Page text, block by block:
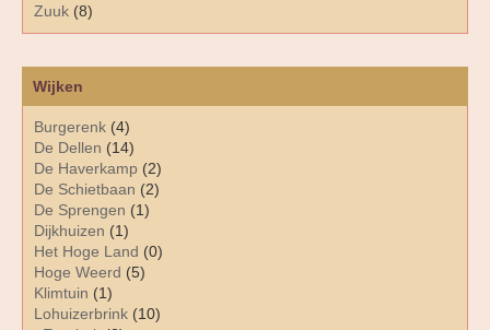
Zuuk (8)
Wijken
Burgerenk (4)
De Dellen (14)
De Haverkamp (2)
De Schietbaan (2)
De Sprengen (1)
Dijkhuizen (1)
Het Hoge Land (0)
Hoge Weerd (5)
Klimtuin (1)
Lohuizerbrink (10)